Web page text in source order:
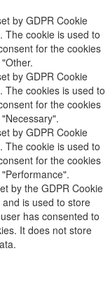
by GDPR Cookie
The cookie is used to
for the cookies
by GDPR Cookie
The cookies is used to
for the cookies
by GDPR Cookie
The cookie is used to
for the cookies
by the GDPR Cookie
is used to store
has consented to
It does not store